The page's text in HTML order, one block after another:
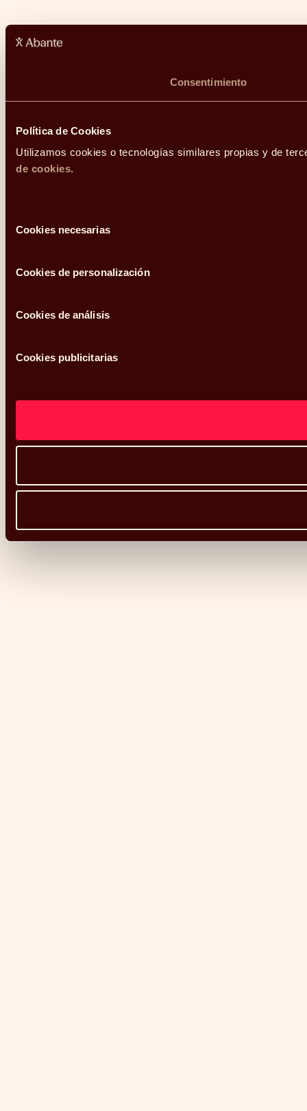
Consentimiento
Política de Cookies
Utilizamos cookies o tecnologías similares propias y de
de cookies.
deCookies necesarias
Cookies de personalización
Cookies de análisis
Cookies publicitarias